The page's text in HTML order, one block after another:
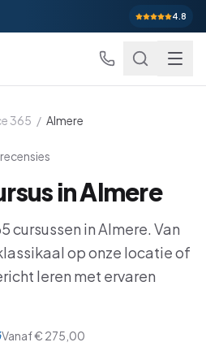
4.8
Beginner
Gevorderd
Gevorderd
Grafieken
Beginner
Gevorderd
Sjablonen
een
365 / Almere
inAlmere
cursussen inAlmere. Van
op onze locatie of
leren met ervaren
Vanaf€ 275,00